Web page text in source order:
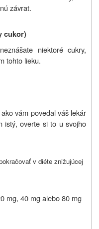
závrat.
cukor)
niektoré cukry,
tohto lieku.
vám povedal váš lekár
istý, overte si to u svojho
v diéte znižujúcej
mg, 40 mg alebo 80 mg